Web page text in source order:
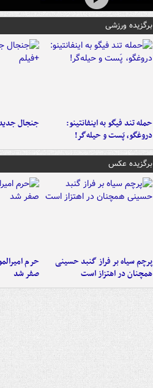
برگزیده ورزشی
حمله تند فیگو به اینفانتینو:
دروغگو، پَست‌ و حیله‌گر!
جنجال جدید
برگزیده عکس
پرچم سیاه بر فراز گنبد حسینی
همچنان در اهتزاز است
حرم
صفر شد